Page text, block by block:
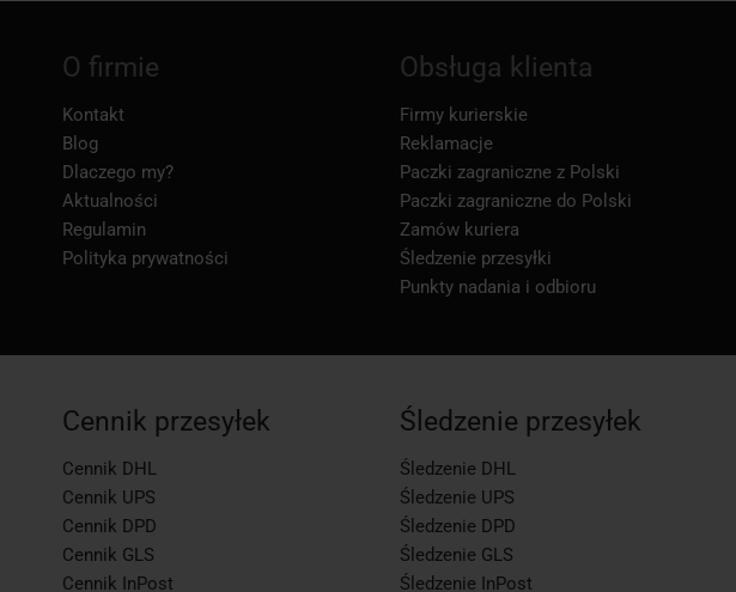
O firmie
Kontakt
Blog
Dlaczego my?
Aktualności
Regulamin
Polityka prywatności
Obsługa klienta
Firmy kurierskie
Reklamacje
Paczki zagraniczne z Polski
Paczki zagraniczne do Polski
Zamów kuriera
Śledzenie przesyłki
Punkty nadania i odbioru
Cennik przesyłek
Cennik DHL
Cennik UPS
Cennik DPD
Cennik GLS
Cennik InPost
Śledzenie przesyłek
Śledzenie DHL
Śledzenie UPS
Śledzenie DPD
Śledzenie GLS
Śledzenie InPost